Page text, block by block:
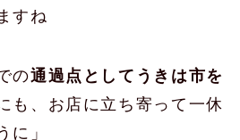
すね
の通過点としてうきは市を
も、お店に立ち寄って一休
に」